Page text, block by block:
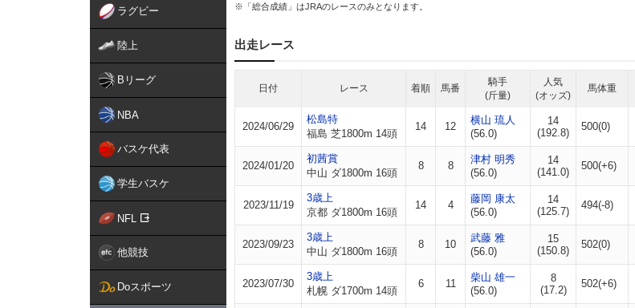
ラグビー
陸上
Bリーグ
NBA
バスケ代表
学生バスケ
NFL
他競技
Doスポーツ
※「総合成績」はJRAのレースのみとなります。
出走レース
日付 レース 着順 馬番
騎手
(斤量)
人気
(オッズ)
馬体重
2024/06/29
松島特
福島 芝1800m 14頭
14 12
横山 琉人
(56.0)
14
(192.8)
500(0)
2024/01/20
初茜賞
中山 ダ1800m 16頭
8 8
津村 明秀
(56.0)
14
(141.0)
500(+6)
2023/11/19
3歳上
京都 ダ1800m 16頭
14 4
藤岡 康太
(56.0)
14
(125.7)
494(-8)
2023/09/23
3歳上
中山 ダ1800m 16頭
8 10
武藤 雅
(56.0)
15
(150.8)
502(0)
2023/07/30
3歳上
札幌 ダ1700m 14頭
6 11
柴山 雄一
(56.0)
8
(17.2)
502(+6)